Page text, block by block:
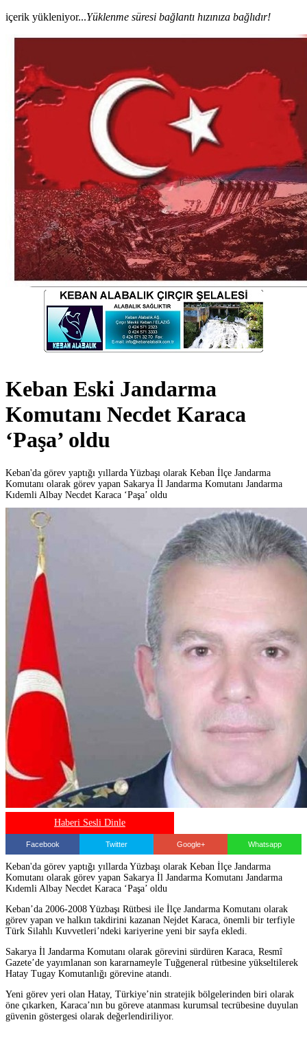
içerik yükleniyor...Yüklenme süresi bağlantı hızınıza bağlıdır!
Keban Eski Jandarma
Komutanı Necdet Karaca
‘Paşa’ oldu
Keban'da görev yaptığı yıllarda Yüzbaşı olarak Keban İlçe Jandarma
Komutanı olarak görev yapan Sakarya İl Jandarma Komutanı Jandarma
Kıdemli Albay Necdet Karaca ‘Paşa’ oldu
Haberi Sesli Dinle
Facebook Twitter Google+ Whatsapp
Keban'da görev yaptığı yıllarda Yüzbaşı olarak Keban İlçe Jandarma
Komutanı olarak görev yapan Sakarya İl Jandarma Komutanı Jandarma
Kıdemli Albay Necdet Karaca ‘Paşa’ oldu
Keban’da 2006-2008 Yüzbaşı Rütbesi ile İlçe Jandarma Komutanı olarak
görev yapan ve halkın takdirini kazanan Nejdet Karaca, önemli bir terfiyle
Türk Silahlı Kuvvetleri’ndeki kariyerine yeni bir sayfa ekledi.
Sakarya İl Jandarma Komutanı olarak görevini sürdüren Karaca, Resmî
Gazete’de yayımlanan son kararnameyle Tuğgeneral rütbesine yükseltilerek
Hatay Tugay Komutanlığı görevine atandı.
Yeni görev yeri olan Hatay, Türkiye’nin stratejik bölgelerinden biri olarak
öne çıkarken, Karaca’nın bu göreve atanması kurumsal tecrübesine duyulan
güvenin göstergesi olarak değerlendiriliyor.